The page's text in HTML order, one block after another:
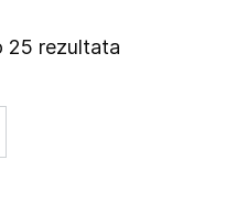
25 rezultata